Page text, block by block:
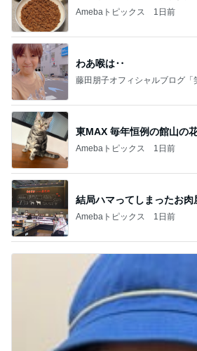
Amebaトピックス 1日前
わあ喉は‥
藤田朋子オフィシャルブログ「
東MAX 毎年恒例の館山の
Amebaトピックス 1日前
結局ハマってしまったお肉
Amebaトピックス 1日前